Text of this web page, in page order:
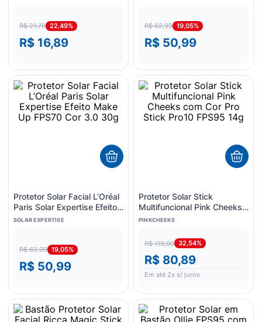
R$ 21,79 22,49%
R$ 16,89
R$ 62,99 19,05%
R$ 50,99
Protetor Solar Facial L’Oréal
Paris Solar Expertise Efeito
Make Up FPS70 Cor 3.0
SOLAR EXPERTISE
R$ 62,99 19,05%
R$ 50,99
Protetor Solar Stick
Multifuncional Pink Cheeks
com Cor Pro Stick Pro10
PINKCHEEKS
R$ 119,90 32,54%
R$ 80,89
Em até 2x s/ juros